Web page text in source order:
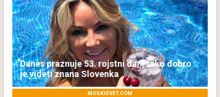
Danes praznuje 53. rojstni dan, tako dobro
je videti znana Slovenka
MOSKISVET.COM